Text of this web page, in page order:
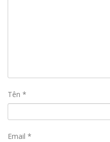
Tên *
Email *